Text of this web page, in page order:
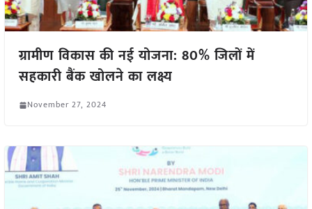
ग्रामीण विकास की नई योजना: 80% जिलों में
सहकारी बैंक खोलने का लक्ष्य
November 27, 2024